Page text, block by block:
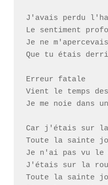
J'avais perdu
Le sentiment
Je ne
Que tu étais
Erreur fatale
Vient le temps
Je me noie dans
Car j'étais sur
Toute la sainte
Je n'ai pas vu le
J'étais sur la
Toute la sainte